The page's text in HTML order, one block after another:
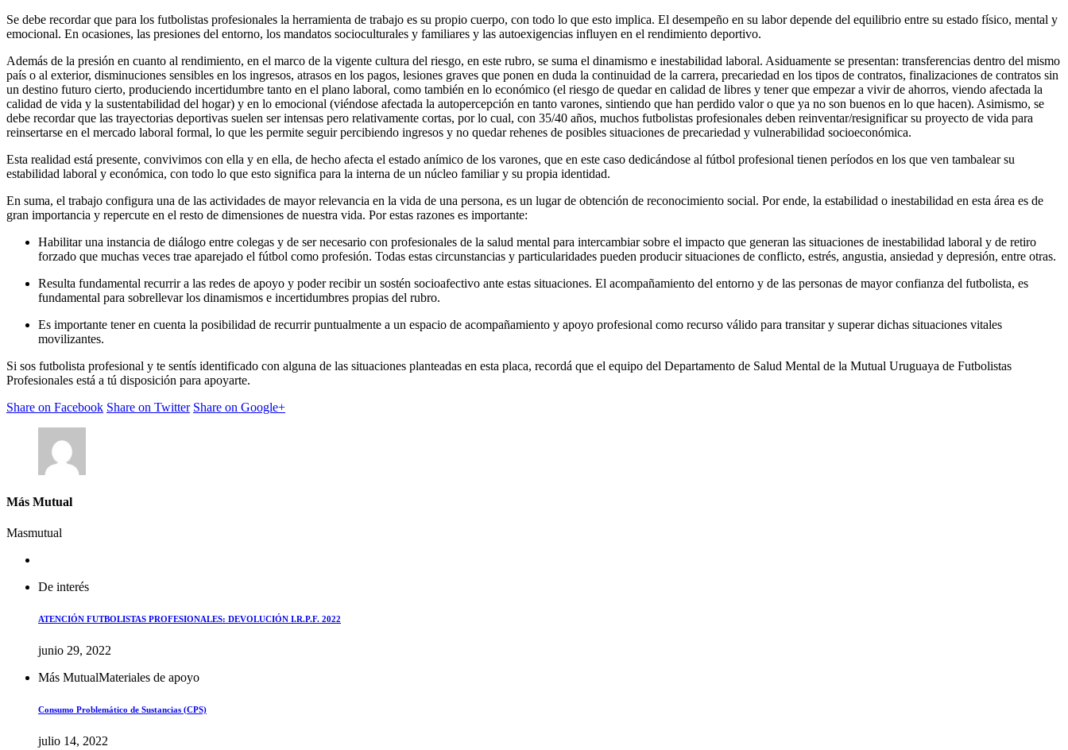
Se debe recordar que para los futbolistas profesionales la herramienta de trabajo es su propio cuerpo, con todo lo que esto implica. El desempeño en su labor depende del equilibrio entre su estado físico, mental y
emocional. En ocasiones, las presiones del entorno, los mandatos socioculturales y familiares y las autoexigencias influyen en el rendimiento deportivo.
Además de la presión en cuanto al rendimiento, en el marco de la vigente cultura del riesgo, en este rubro, se suma el dinamismo e inestabilidad laboral. Asiduamente se presentan: transferencias dentro del mismo
país o al exterior, disminuciones sensibles en los ingresos, atrasos en los pagos, lesiones graves que ponen en duda la continuidad de la carrera, precariedad en los tipos de contratos, finalizaciones de contratos sin
un destino futuro cierto, produciendo incertidumbre tanto en el plano laboral, como también en lo económico (el riesgo de quedar en calidad de libres y tener que empezar a vivir de ahorros, viendo afectada la
calidad de vida y la sustentabilidad del hogar) y en lo emocional (viéndose afectada la autopercepción en tanto varones, sintiendo que han perdido valor o que ya no son buenos en lo que hacen). Asimismo, se
debe recordar que las trayectorias deportivas suelen ser intensas pero relativamente cortas, por lo cual, con 35/40 años, muchos futbolistas profesionales deben reinventar/resignificar su proyecto de vida para
reinsertarse en el mercado laboral formal, lo que les permite seguir percibiendo ingresos y no quedar rehenes de posibles situaciones de precariedad y vulnerabilidad socioeconómica.
Esta realidad está presente, convivimos con ella y en ella, de hecho afecta el estado anímico de los varones, que en este caso dedicándose al fútbol profesional tienen períodos en los que ven tambalear su
estabilidad laboral y económica, con todo lo que esto significa para la interna de un núcleo familiar y su propia identidad.
En suma, el trabajo configura una de las actividades de mayor relevancia en la vida de una persona, es un lugar de obtención de reconocimiento social. Por ende, la estabilidad o inestabilidad en esta área es de
gran importancia y repercute en el resto de dimensiones de nuestra vida. Por estas razones es importante:
Habilitar una instancia de diálogo entre colegas y de ser necesario con profesionales de la salud mental para intercambiar sobre el impacto que generan las situaciones de inestabilidad laboral y de retiro
forzado que muchas veces trae aparejado el fútbol como profesión. Todas estas circunstancias y particularidades pueden producir situaciones de conflicto, estrés, angustia, ansiedad y depresión, entre otras.
Resulta fundamental recurrir a las redes de apoyo y poder recibir un sostén socioafectivo ante estas situaciones. El acompañamiento del entorno y de las personas de mayor confianza del futbolista, es
fundamental para sobrellevar los dinamismos e incertidumbres propias del rubro.
Es importante tener en cuenta la posibilidad de recurrir puntualmente a un espacio de acompañamiento y apoyo profesional como recurso válido para transitar y superar dichas situaciones vitales
movilizantes.
Si sos futbolista profesional y te sentís identificado con alguna de las situaciones planteadas en esta placa, recordá que el equipo del Departamento de Salud Mental de la Mutual Uruguaya de Futbolistas
Profesionales está a tú disposición para apoyarte.
Share on Facebook Share on Twitter Share on Google+
Más Mutual
Masmutual
De interés
ATENCIÓN FUTBOLISTAS PROFESIONALES: DEVOLUCIÓN I.R.P.F. 2022
junio 29, 2022
Más MutualMateriales de apoyo
Consumo Problemático de Sustancias (CPS)
julio 14, 2022